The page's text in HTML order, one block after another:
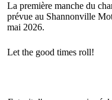
La première manche du
prévue au Shannonville
mai 2026.
Let the good times roll!